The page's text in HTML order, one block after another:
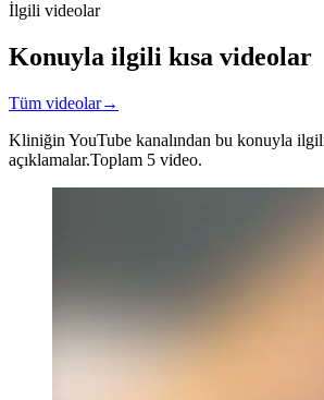
İlgili videolar
Konuyla ilgili kısa videolar
Tüm videolar→
Kliniğin YouTube kanalından bu konuyla
açıklamalar.Toplam 5 video.